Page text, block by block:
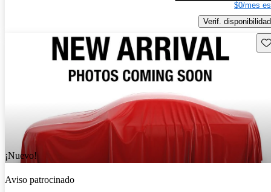
$0/mes
Verif. disponibilidad
¡Nuevo!
Aviso patrocinado